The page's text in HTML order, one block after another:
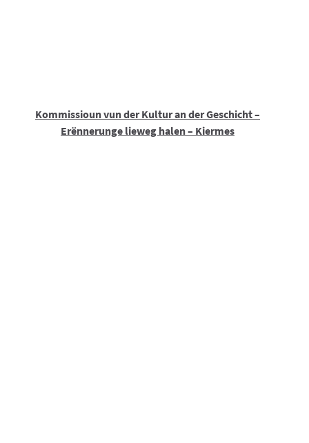
Kommissioun vun der Kultur an der Geschicht –
Erënnerunge lieweg halen – Kiermes